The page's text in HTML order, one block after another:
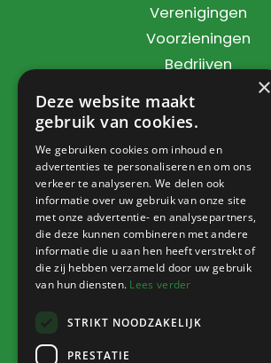
Verenigingen
Voorzieningen
Bedrijven
Dorpsbelang
Contact
Info
Nieuws
Agenda
Verkoophoek
×
Deze website maakt
gebruik van cookies.
We gebruiken cookies om inhoud en
advertenties te personaliseren en om ons
verkeer te analyseren. We delen ook
informatie over uw gebruik van onze site
met onze advertentie- en analysepartners,
die deze kunnen combineren met andere
informatie die u aan hen heeft verstrekt of
die zij hebben verzameld door uw gebruik
van hun diensten. Lees verder
STRIKT NOODZAKELIJK
PRESTATIE